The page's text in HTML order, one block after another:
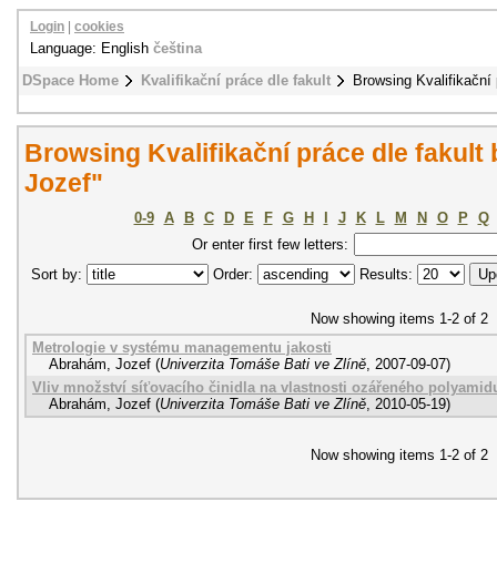
DSpace Home Kvalifikační práce dle fakult Browsing
Login cookies
Language: English čeština
Browsing Kvalifikační práce dle fakult
Jozef"
0-9 A B C D E F G H J K L M N O P
Q
Or enter first few letters:
Sort by:
Order: Results:
Now showing items 1-2 of 2
Metrologie v systému managementu jakosti
Abrahám, Jozef (Univerzita Tomáše Bati ve Zlíně, 2007-09-07)
Vliv množství síťovacího činidla na vlastnosti ozářeného
Abrahám, Jozef (Univerzita Tomáše Bati ve Zlíně, 2010-05-19)
Now showing items 1-2 of 2